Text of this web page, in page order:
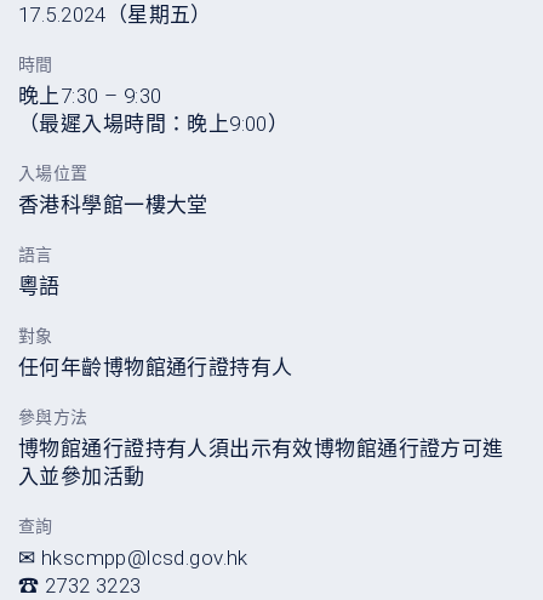
17.5.2024（星期五）
時間
晚上7:30 – 9:30
（最遲入場時間：晚上9:00）
入場位置
香港科學館一樓大堂
語言
粵語
對象
任何年齡博物館通行證持有人
參與方法
博物館通行證持有人須出示有效博物館通行證方可進
入並參加活動
查詢
✉ hkscmpp@lcsd.gov.hk
☎ 2732 3223